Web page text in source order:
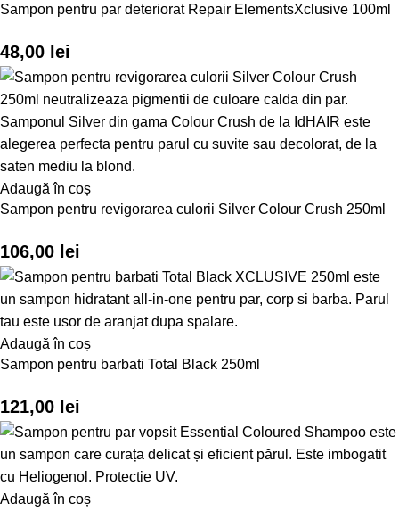
Sampon pentru par deteriorat Repair ElementsXclusive 100ml
48,00 lei
Adaugă în coș
Sampon pentru revigorarea culorii Silver Colour Crush 250ml
106,00 lei
Adaugă în coș
Sampon pentru barbati Total Black 250ml
121,00 lei
Adaugă în coș